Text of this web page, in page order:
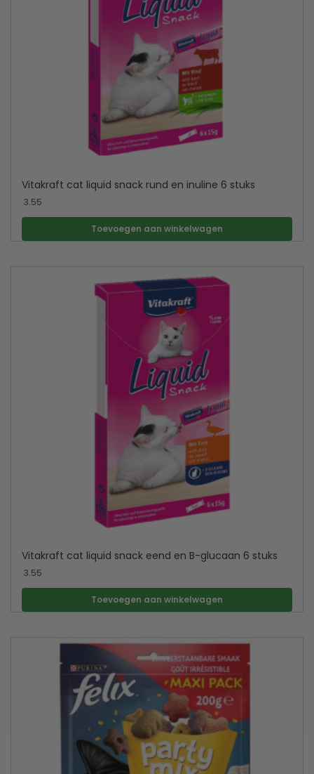
Vitakraft cat liquid snack rund en inuline 6 stuks
3.55
Toevoegen aan winkelwagen
Vitakraft cat liquid snack eend en B-glucaan 6 stuks
3.55
Toevoegen aan winkelwagen